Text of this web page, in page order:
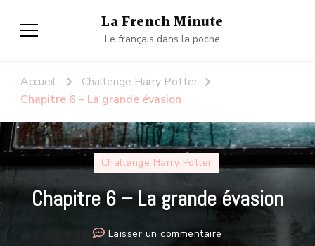
La French Minute
Le français dans la poche
Accueil
Challenge Harry Potter
Chapitre 6 – La grande évasion
Challenge Harry Potter
Chapitre 6 – La grande évasion
Laisser un commentaire